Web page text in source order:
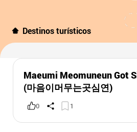
Destinos turísticos
Maeumi Meomuneun Got
(마음이머무는곳심연)
0 1